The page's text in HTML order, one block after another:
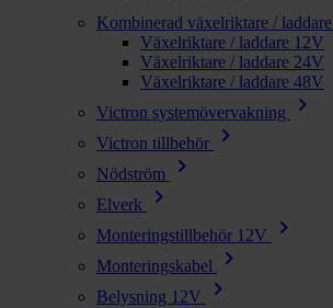
Kombinerad växelriktare / laddare
Växelriktare / laddare 12V
Växelriktare / laddare 24V
Växelriktare / laddare 48V
Victron systemövervakning
chevron_right
Victron tillbehör chevron_right
Nödström chevron_right
Elverk chevron_right
Monteringstillbehör 12V chevron_right
Monteringskabel chevron_right
Belysning 12V chevron_right